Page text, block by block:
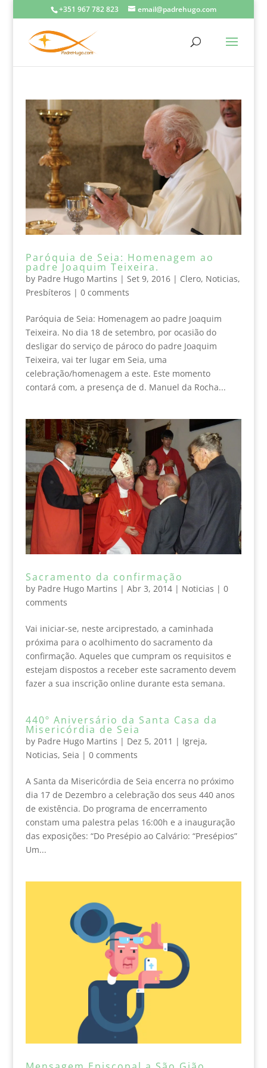
+351 967 782 823 email@padrehugo.com
Paróquia de Seia: Homenagem ao
padre Joaquim Teixeira.
by Padre Hugo Martins | Set 9, 2016| Clero, Noticias,
Presbíteros | 0 comments
Paróquia de Seia: Homenagem ao padre Joaquim
Teixeira. No dia 18 de setembro, por ocasião do
desligar do serviço de pároco do padre Joaquim
Teixeira, vai ter lugar em Seia, uma
celebração/homenagem a este. Este momento
contará com, a presença de d. Manuel da Rocha...
Sacramento da confirmação
by Padre Hugo Martins | Abr 3, 2014| Noticias | 0
comments
Vai iniciar-se, neste arciprestado, a caminhada
próxima para o acolhimento do sacramento da
confirmação. Aqueles que cumpram os requisitos e
estejam dispostos a receber este sacramento devem
fazer a sua inscrição online durante esta semana.
440º Aniversário da Santa Casa da
Misericórdia de Seia
by Padre Hugo Martins | Dez 5, 2011 | Igreja,
Noticias, Seia | 0 comments
A Santa da Misericórdia de Seia encerra no próximo
dia 17 de Dezembro a celebração dos seus 440 anos
de existência. Do programa de encerramento
constam uma palestra pelas 16:00h e a inauguração
das exposições: “Do Presépio ao Calvário: “Presépios”
Um...